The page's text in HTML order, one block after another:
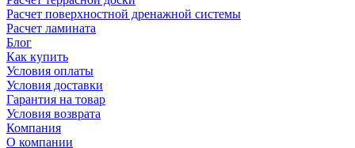
Расчет поверхностной дренажной системы
Расчет ламината
Блог
Как купить
Условия оплаты
Условия доставки
Гарантия на товар
Условия возврата
Компания
О компании